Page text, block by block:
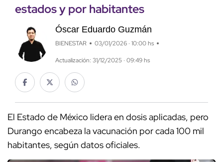
estados y por habitantes
Óscar Eduardo Guzmán
BIENESTAR 03/01/2026 · 10:00 hs
Actualización: 31/12/2025 · 09:49 hs
El Estado de México lidera en dosis aplicadas, pero
Durango encabeza la vacunación por cada 100 mil
habitantes, según datos oficiales.